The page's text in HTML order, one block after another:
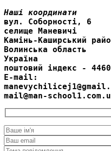
Наші координати
вул. Соборності, 6
селище Маневичі
Камінь-Каширський
Волинська область
Україна
поштовий індекс -
E-mail:
mail@man-